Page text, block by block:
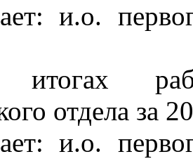
и.о.
отдела за
и.о.